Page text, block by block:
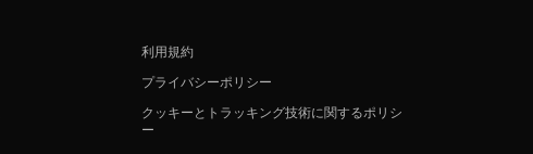
利用規約
プライバシーポリシー
クッキーとトラッキング技術に関するポリシ
ー